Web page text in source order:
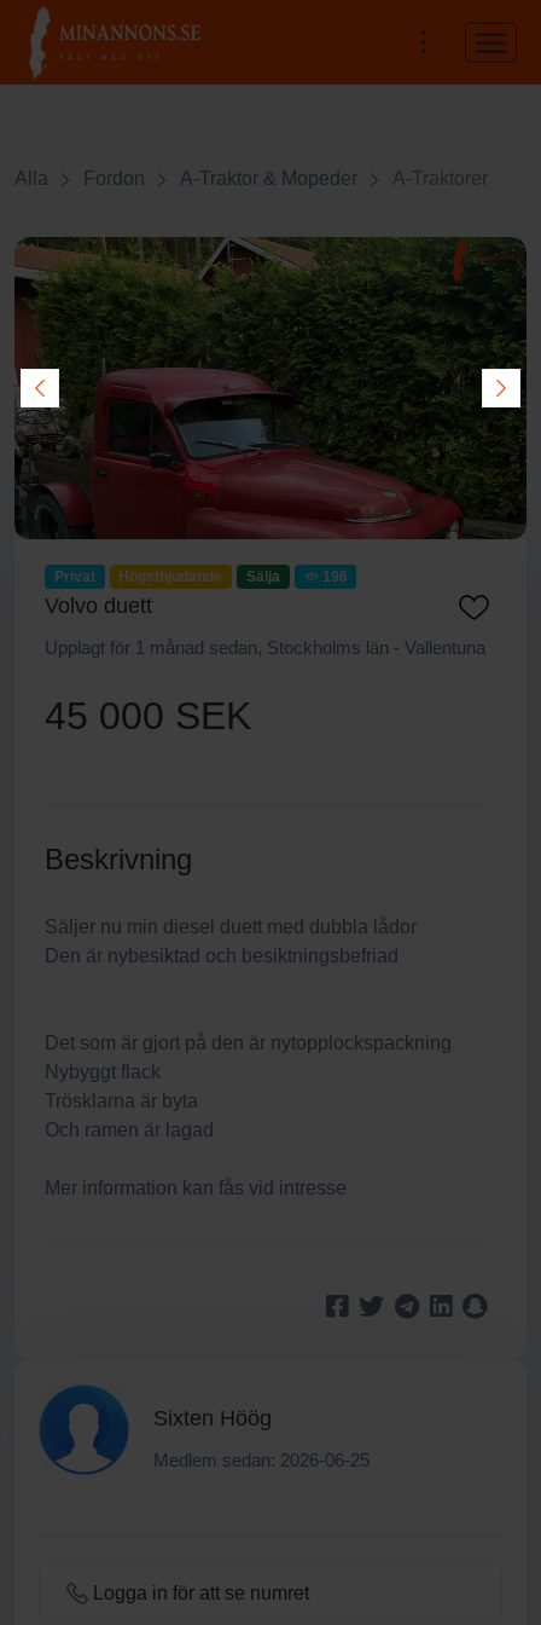
Alla Fordon A-Traktor & Mopeder A-Traktorer
Privat Högstbjudande Sälja 196
Volvo duett
Upplagt för 1 månad sedan, Stockholms län - Vallentuna
45 000 SEK
Beskrivning
Säljer nu min diesel duett med dubbla lådor
Den är nybesiktad och besiktningsbefriad
Det som är gjort på den är nytopplockspackning
Nybyggt flack
Trösklarna är byta
Och ramen är lagad
Mer information kan fås vid intresse
Sixten Höög
Medlem sedan: 2026-06-25
Logga in för att se numret